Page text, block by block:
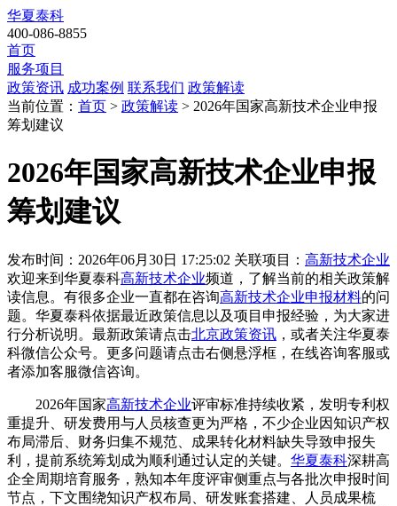
华夏泰科
400-086-8855
首页
服务项目
政策资讯 成功案例 联系我们 政策解读
当前位置： 首页 > 政策解读 > 2026年国家高新技术企业申报
筹划建议
2026年国家高新技术企业申报
筹划建议
发布时间：2026年06月30日 17:25:02 关联项目： 高新技术企业
欢迎来到华夏泰科高新技术企业频道，了解当前的相关政策解
读信息。有很多企业一直都在咨询高新技术企业申报材料的问
题。华夏泰科依据最近政策信息以及项目申报经验，为大家进
行分析说明。最新政策请点击北京政策资讯 ，或者关注华夏泰
科微信公众号。更多问题请点击右侧悬浮框，在线咨询客服或
者添加客服微信咨询。
2026年国家高新技术企业评审标准持续收紧，发明专利权
重提升、研发费用与人员核查更为严格，不少企业因知识产权
布局滞后、财务归集不规范、成果转化材料缺失导致申报失
利，提前系统筹划成为顺利通过认定的关键。 华夏泰科深耕高
企全周期培育服务，熟知本年度评审侧重点与各批次申报时间
节点，下文围绕知识产权布局、研发账套搭建、人员成果梳